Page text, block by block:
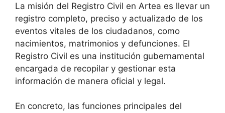
La misión del Registro Civil en Artea es llevar un
registro completo, preciso y actualizado de los
eventos vitales de los ciudadanos, como
nacimientos, matrimonios y defunciones. El
Registro Civil es una institución gubernamental
encargada de recopilar y gestionar esta
información de manera oficial y legal.
En concreto, las funciones principales del